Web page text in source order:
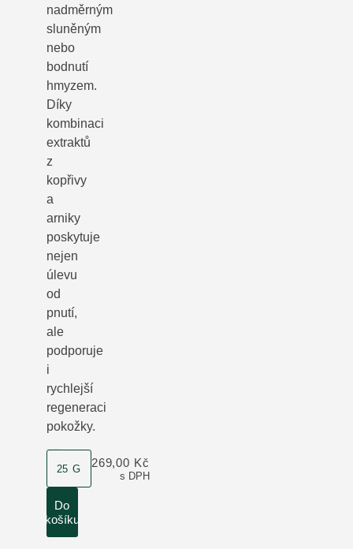
nadměrným
sluněným
nebo
bodnutí
hmyzem.
Díky
kombinaci
extraktů
z
kopřivy
a
arniky
poskytuje
nejen
úlevu
od
pnutí,
ale
podporuje
i
rychlejší
regeneraci
pokožky.
velikost produktu
25 G
s DPH
269,00 Kč
Do
košíku